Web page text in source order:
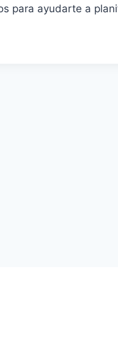
para ayudarte a